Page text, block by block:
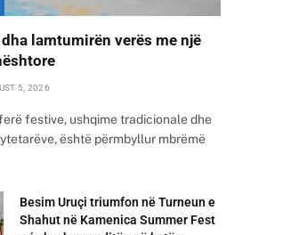
lamtumirën verës me një
5, 2026
festive, ushqime tradicionale dhe
është përmbyllur mbrëmë
Besim Uruçi triumfon në Turneun e
Shahut në Kamenica Summer Fest